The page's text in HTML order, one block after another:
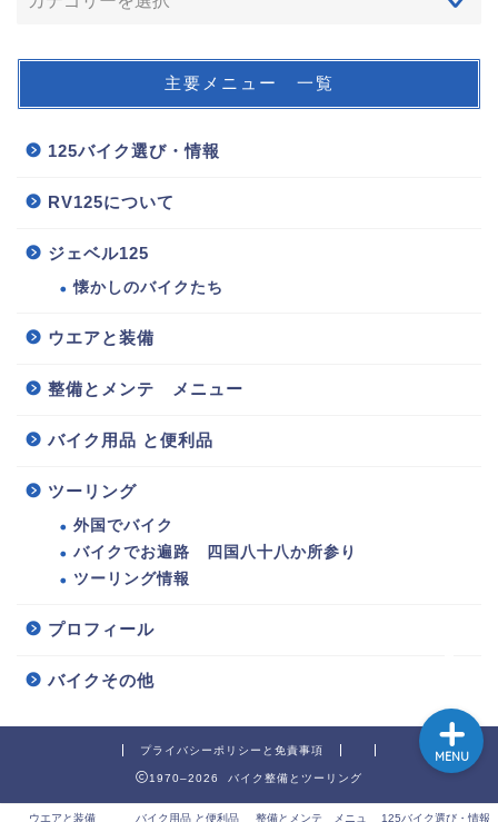
主要メニュー 一覧
125バイク選び・情報
RV125について
ジェベル125
懐かしのバイクたち
ウエアと装備
整備とメンテ メニュー
バイク用品 と便利品
ツーリング
外国でバイク
バイクでお遍路 四国八十八か所参り
ツーリング情報
プロフィール
バイクその他
プライバシーポリシーと免責事項
1970–2026 バイク整備とツーリング
ウエアと装備 バイク用品 と便利品 整備とメンテ メニュ 125バイク選び・情報
MENU
125バイク選び・情報
ウエアと装備